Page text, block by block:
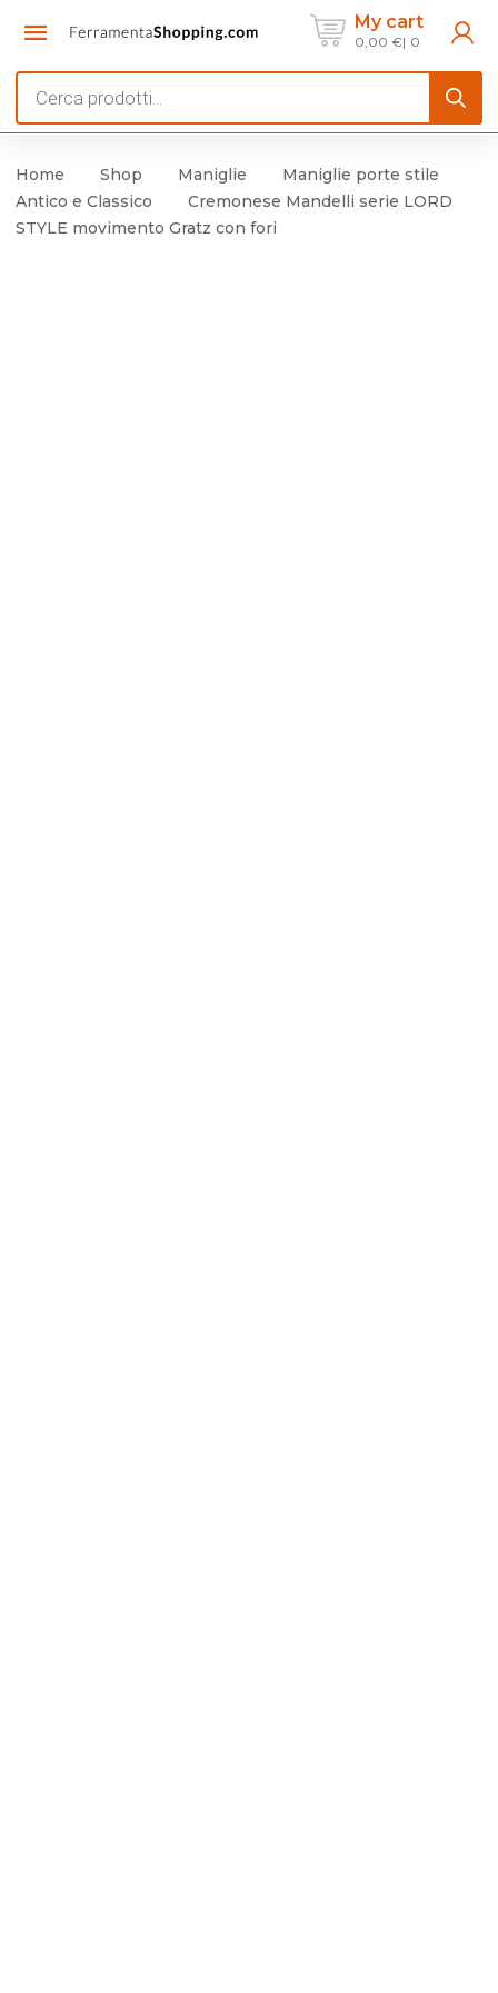
My cart
0,00 € 0
search
Home Shop Maniglie
Maniglie porte stile
Antico e Classico
Cremonese Mandelli serie LORD
STYLE movimento Gratz con fori